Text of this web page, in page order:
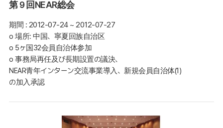
第９回NEAR総会
期間 : 2012-07-24 ~ 2012-07-27
o 場所: 中国、寧夏回族自治区
o 5ヶ国32会員自治体参加
o 事務局再任及び長期設置の議決、
NEAR青年インターン交流事業導入、新規会員自治体(1)
の加入承認